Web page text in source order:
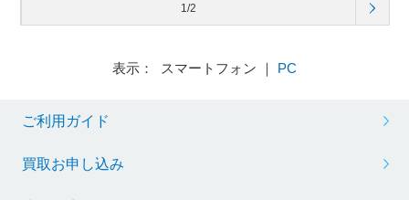
1/2
表示： スマートフォン ｜ PC
ご利用ガイド
買取お申し込み